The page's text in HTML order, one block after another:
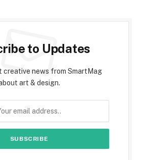
to Updates
creative news from SmartMag
art & design.